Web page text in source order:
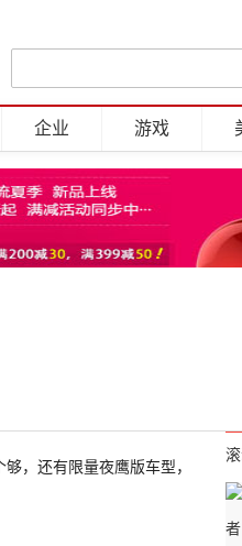
企业 游戏
，还有限量夜鹰版车型，